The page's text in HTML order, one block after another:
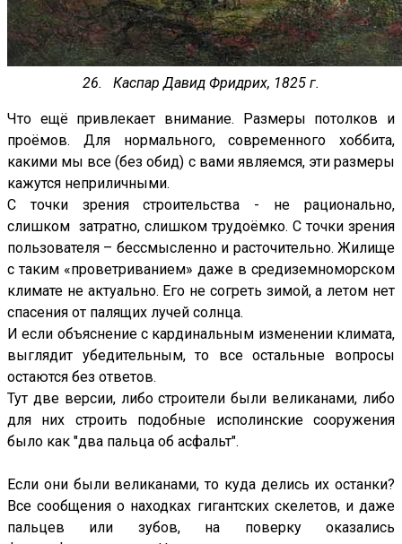
26. Каспар Давид Фридрих, 1825 г.
Что ещё привлекает внимание. Размеры потолков и
проёмов. Для нормального, современного хоббита,
какими мы все (без обид) с вами являемся, эти размеры
кажутся неприличными.
С точки зрения строительства - не рационально,
слишком затратно, слишком трудоёмко. С точки зрения
пользователя – бессмысленно и расточительно. Жилище
с таким «проветриванием» даже в средиземноморском
климате не актуально. Его не согреть зимой, а летом нет
спасения от палящих лучей солнца.
И если объяснение с кардинальным изменении климата,
выглядит убедительным, то все остальные вопросы
остаются без ответов.
Тут две версии, либо строители были великанами, либо
для них строить подобные исполинские сооружения
было как "два пальца об асфальт".
Если они были великанами, то куда делись их останки?
Все сообщения о находках гигантских скелетов, и даже
пальцев или зубов, на поверку оказались